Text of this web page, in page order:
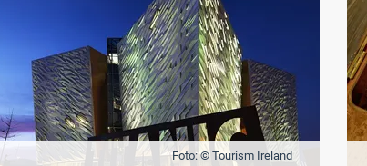
Foto: © Tourism Ireland